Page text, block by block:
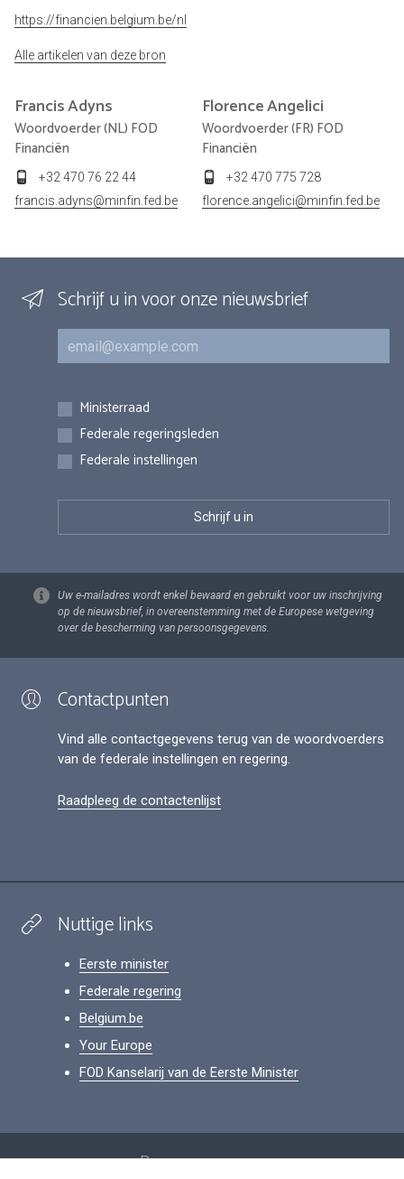
https://financien.belgium.be/nl
Alle artikelen van deze bron
FrancisAdyns
Woordvoerder (NL) FOD
Financiën
+32 470 76 22 44
francis.adyns@minfin.fed.be
FlorenceAngelici
Woordvoerder (FR) FOD
Financiën
+32 470 775 728
florence.angelici@minfin.fed.be
Schrijf u in voor onze nieuwsbrief
E-mail
Inschrijvingen
Ministerraad
Federale regeringsleden
Federale instellingen
Uw e-mailadres wordt enkel bewaard en gebruikt voor uw inschrijving
op de nieuwsbrief, in overeenstemming met de Europese wetgeving
over de bescherming van persoonsgegevens.
Contactpunten
Vind alle contactgegevens terug van de woordvoerders
van de federale instellingen en regering.
Raadpleeg de contactenlijst
Nuttige links
Eerste minister
Federale regering
Belgium.be
Your Europe
FOD Kanselarij van de Eerste Minister
Persoonsgegevens